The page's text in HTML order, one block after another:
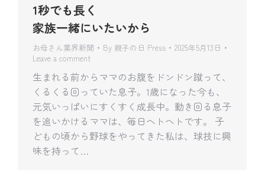
1秒でも長く
家族一緒にいたいから
お母さん業界新聞 By 親子の日 Press
2025年5月13日
Leave a comment
生まれる前からママのお腹をドンドン蹴って、
くるくる回っていた息子。1歳になった今も、
元気いっぱいにすくすく成長中。動き回る息子
を追いかけるママは、毎日ヘトヘトです。 子
どもの頃から野球をやってきた私は、球技に興
味を持って…